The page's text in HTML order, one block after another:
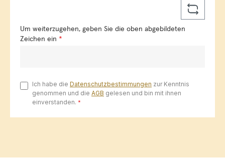
Um weiterzugehen, geben Sie die oben abgebildeten
Zeichen ein *
Ich habe die Datenschutzbestimmungen zur Kenntnis
genommen und die AGB gelesen und bin mit ihnen
einverstanden. *